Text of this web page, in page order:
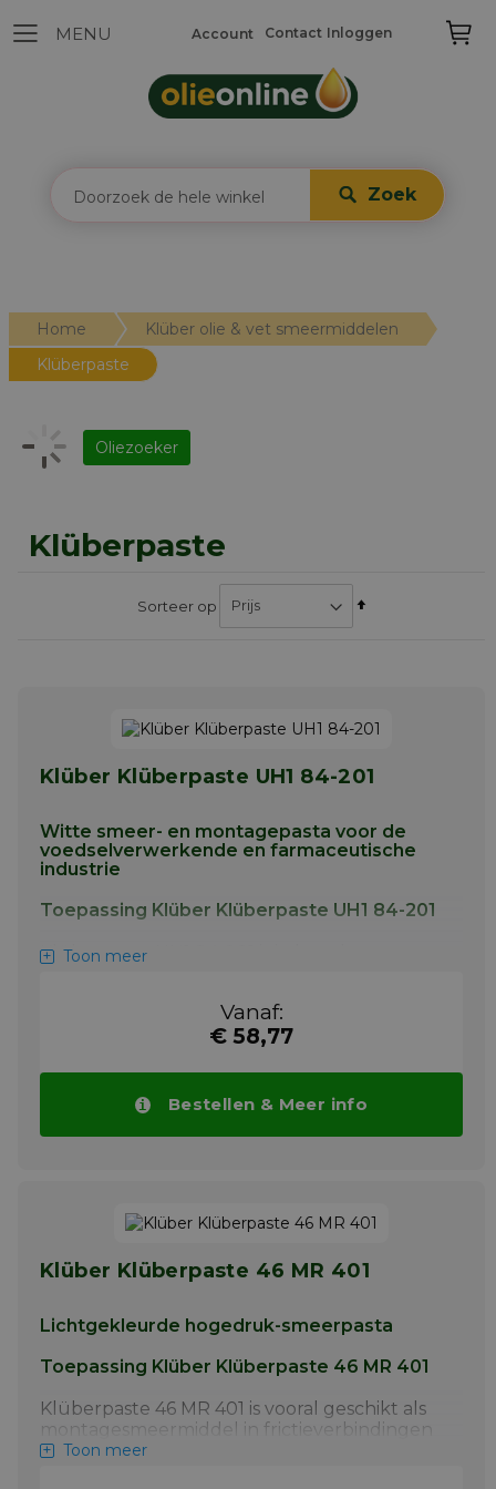
Zoek
Contact Inloggen
Account
Home
Klüber olie & vet smeermiddelen
Klüberpaste
Klüberpaste
Sorteer op
Van
Klüber Klüberpaste UH1 84-201
Witte smeer- en montagepasta voor de
voedselverwerkende en farmaceutische
industrie
Toepassing Klüber Klüberpaste UH1 84-201
Klüberpaste UH1 84-201 is in het algemeen
industrie - als montagepasta voor
overgangen en losse passingen ter
langetermijnsmeermiddel voor lage-
snelheidsgeleidingsrails, scharnieren, rollen,
kettingen, enz.
Toon meer
Vanaf:
€ 58,77
Bestellen & Meer info
Klüber Klüberpaste 46 MR 401
Lichtgekleurde hogedruk-smeerpasta
Toepassing Klüber Klüberpaste 46 MR 401
Klüberpaste 46 MR 401 is vooral geschikt als
montagesmeermiddel in frictieverbindingen
en voor dunne-film smering van alle
Toon meer
Oliezoeker